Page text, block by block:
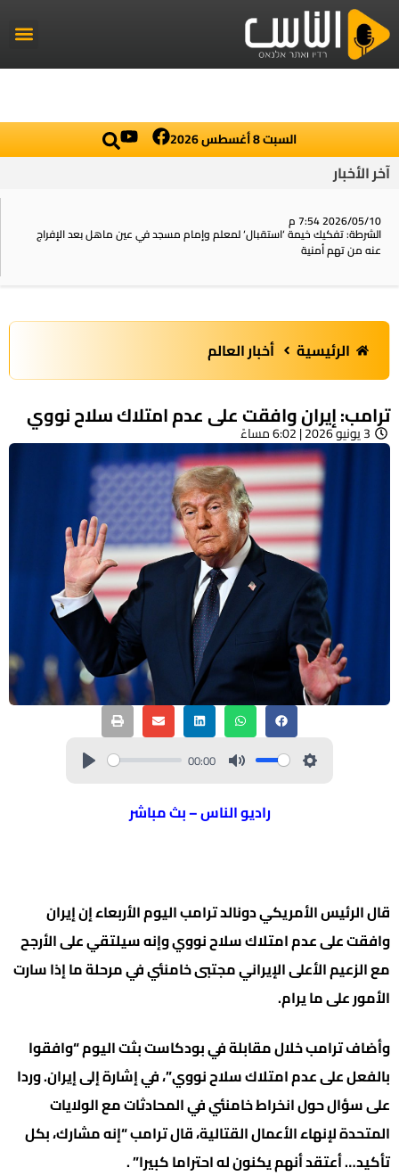
السبت 8 أغسطس 2026
آخر الأخبار
2026/05/10 7:54 م
الشرطة: تفكيك خيمة ‘استقبال‘ لمعلم وإمام مسجد في عين ماهل بعد الإفراج
عنه من تهم أمنية
الرئيسية أخبار العالم
ترامب: إيران وافقت على عدم امتلاك سلاح نووي
3 يونيو 2026 | 6:02 مساءً
00:00
راديو الناس – بث مباشر
قال الرئيس الأمريكي دونالد ترامب اليوم الأربعاء إن إيران
وافقت على عدم ​امتلاك سلاح نووي وإنه سيلتقي على الأرجح
مع الزعيم ‌الأعلى الإيراني مجتبى خامنئي في مرحلة ما إذا سارت
الأمور على ما يرام.
وأضاف ترامب خلال مقابلة في بودكاست بثت اليوم “وافقوا
بالفعل على ​عدم امتلاك سلاح نووي”، في إشارة إلى إيران. وردا ​
على سؤال حول انخراط خامنئي في المحادثات ⁠مع الولايات
المتحدة لإنهاء الأعمال القتالية، قال ترامب “إنه ​مشارك، بكل
تأكيد… أعتقد أنهم يكنون له احتراما كبيرا” .